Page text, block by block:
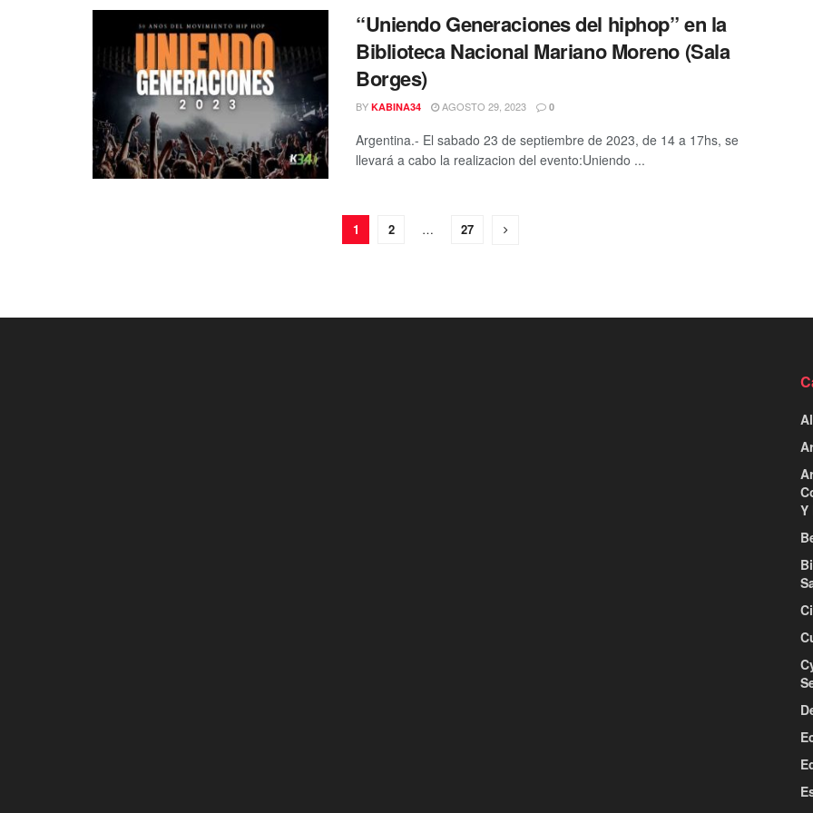
“Uniendo Generaciones del hiphop” en la
Biblioteca Nacional Mariano Moreno (Sala
Borges)
BY KABINA34 AGOSTO 29, 2023 0
Argentina.- El sabado 23 de septiembre de 2023, de 14 a 17hs, se
llevará a cabo la realizacion del evento:Uniendo ...
1 2 … 27
Y